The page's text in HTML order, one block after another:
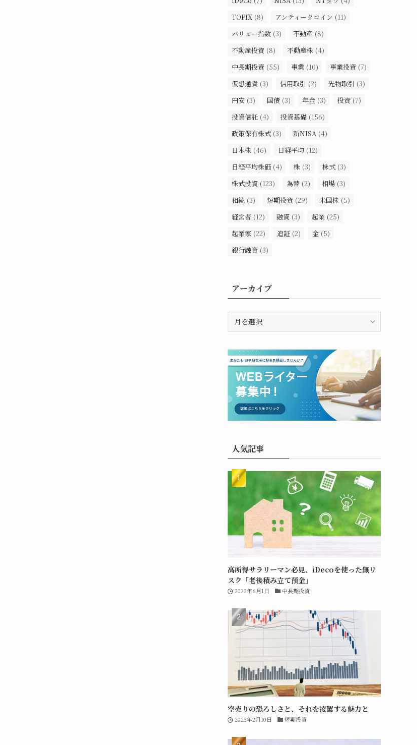
TOPIX (8) アンティークコイン (11)
バリュー指数 (3) 不動産 (8)
不動産投資 (8) 不動産株 (4)
中長期投資 (55) 事業 (10) 事業投資 (7)
仮想通貨 (3) 信用取引 (2) 先物取引 (3)
円安 (3) 国債 (3) 年金 (3) 投資 (7)
投資信託 (4) 投資基礎 (156)
政策保有株式 (3) 新NISA (4)
日本株 (46) 日経平均 (12)
日経平均株価 (4) 株 (3) 株式 (3)
株式投資 (123) 為替 (2) 相場 (3)
相続 (3) 短期投資 (29) 米国株 (5)
経営者 (12) 融資 (3) 起業 (25)
起業家 (22) 追証 (2) 金 (5)
銀行融資 (3)
アーカイブ
イ
ブ
人気記事
高所得サラリーマン必見、iDecoを使った無リ
スク「老後積み立て預金」
2023年6月1日 中長期投資
空売りの恐ろしさと、それを凌駕する魅力と
2023年2月10日 短期投資